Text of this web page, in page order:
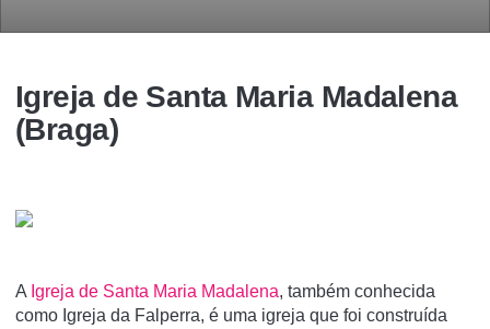
Igreja de Santa Maria Madalena
(Braga)
A Igreja de Santa Maria Madalena, também conhecida
como Igreja da Falperra, é uma igreja que foi construí­da